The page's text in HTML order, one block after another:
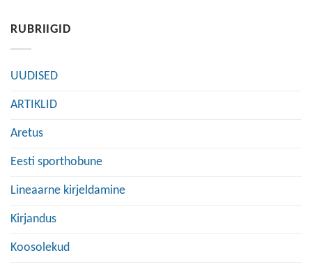
RUBRIIGID
UUDISED
ARTIKLID
Aretus
Eesti sporthobune
Lineaarne kirjeldamine
Kirjandus
Koosolekud